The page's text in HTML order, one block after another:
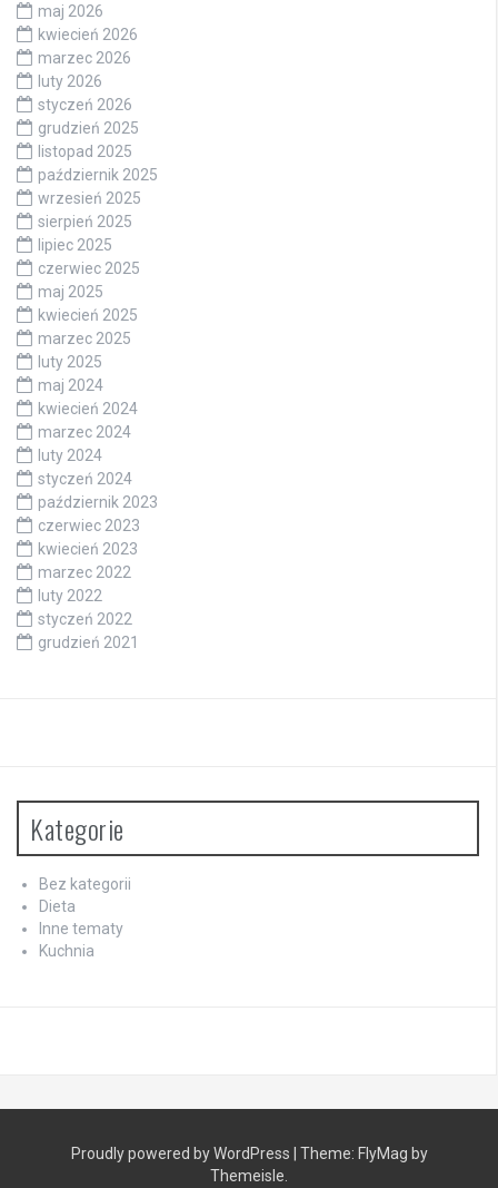
maj 2026
kwiecień 2026
marzec 2026
luty 2026
styczeń 2026
grudzień 2025
listopad 2025
październik 2025
wrzesień 2025
sierpień 2025
lipiec 2025
czerwiec 2025
maj 2025
kwiecień 2025
marzec 2025
luty 2025
maj 2024
kwiecień 2024
marzec 2024
luty 2024
styczeń 2024
październik 2023
czerwiec 2023
kwiecień 2023
marzec 2022
luty 2022
styczeń 2022
grudzień 2021
Kategorie
Bez kategorii
Dieta
Inne tematy
Kuchnia
Proudly powered by WordPress Theme: FlyMag by
Themeisle.